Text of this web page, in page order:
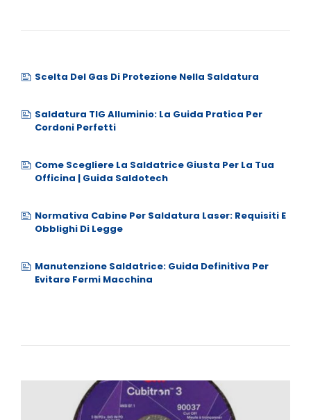
Scelta Del Gas Di Protezione Nella Saldatura
Saldatura TIG Alluminio: La Guida Pratica Per
Cordoni Perfetti
Come Scegliere La Saldatrice Giusta Per La Tua
Officina | Guida Saldotech
Normativa Cabine Per Saldatura Laser: Requisiti E
Obblighi Di Legge
Manutenzione Saldatrice: Guida Definitiva Per
Evitare Fermi Macchina